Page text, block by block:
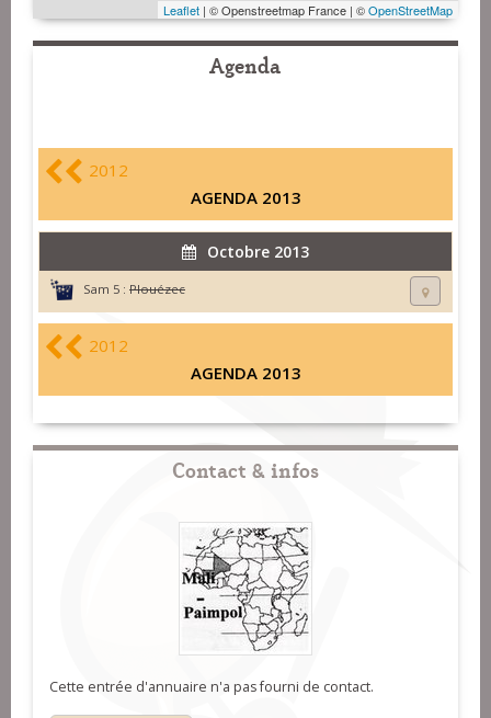
Leaflet | © Openstreetmap France | ©OpenStreetMap
Agenda
2012
AGENDA 2013
Octobre 2013
Sam 5 : Plouézec
2012
AGENDA 2013
Contact & infos
Cette entrée d'annuaire n'a pas fourni de contact.